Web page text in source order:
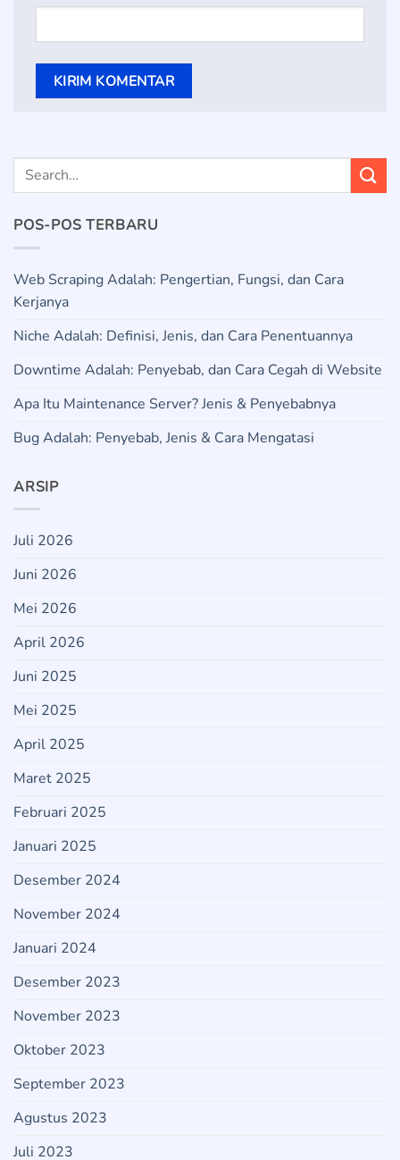
POS-POS TERBARU
Web Scraping Adalah: Pengertian, Fungsi, dan Cara
Kerjanya
Niche Adalah: Definisi, Jenis, dan Cara Penentuannya
Downtime Adalah: Penyebab, dan Cara Cegah di Website
Apa Itu Maintenance Server? Jenis & Penyebabnya
Bug Adalah: Penyebab, Jenis & Cara Mengatasi
ARSIP
Juli 2026
Juni 2026
Mei 2026
April 2026
Juni 2025
Mei 2025
April 2025
Maret 2025
Februari 2025
Januari 2025
Desember 2024
November 2024
Januari 2024
Desember 2023
November 2023
Oktober 2023
September 2023
Agustus 2023
Juli 2023